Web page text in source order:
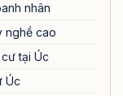
nhân
nghề cao
tại Úc
Úc